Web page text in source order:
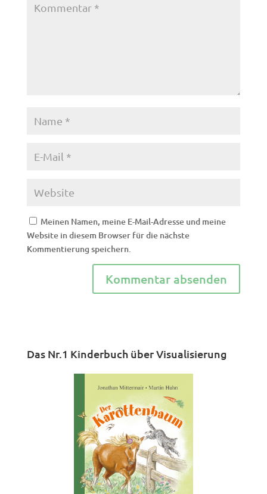
Meinen Namen, meine E-Mail-Adresse und meine
Website in diesem Browser für die nächste
Kommentierung speichern.
Das Nr.1 Kinderbuch über Visualisierung